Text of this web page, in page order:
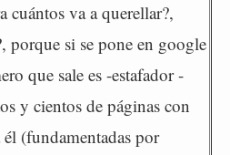
cuántos va a querellar?,
porque si se pone en google
que sale es -estafador -
y cientos de páginas con
(fundamentadas por